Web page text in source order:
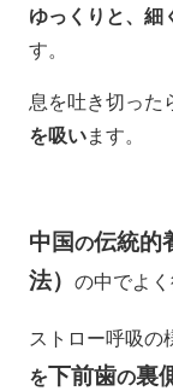
ゆっくりと、細
す。
息を吐き切った
を吸います。
中国の伝統的
法）
の中でよ
ストロー呼吸の
を下前歯の裏